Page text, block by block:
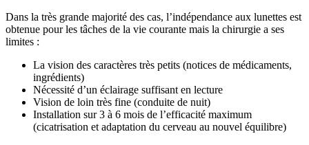
Dans la très grande majorité des cas, l’indépendance aux lunettes est
obtenue pour les tâches de la vie courante mais la chirurgie a ses
limites :
La vision des caractères très petits (notices de médicaments,
ingrédients)
Nécessité d’un éclairage suffisant en lecture
Vision de loin très fine (conduite de nuit)
Installation sur 3 à 6 mois de l’efficacité maximum
(cicatrisation et adaptation du cerveau au nouvel équilibre)